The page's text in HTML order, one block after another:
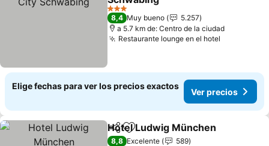
Ver precios
3 Estrellas
8,4 Muy bueno
5.257
a 5.7 km de: Centro de la ciudad
Restaurante lounge en el hotel
Elige fechas para ver los precios exactos
Ver precios
CompartirAgregar a favoritos
Hotel Ludwig München
8,8 Excelente
589